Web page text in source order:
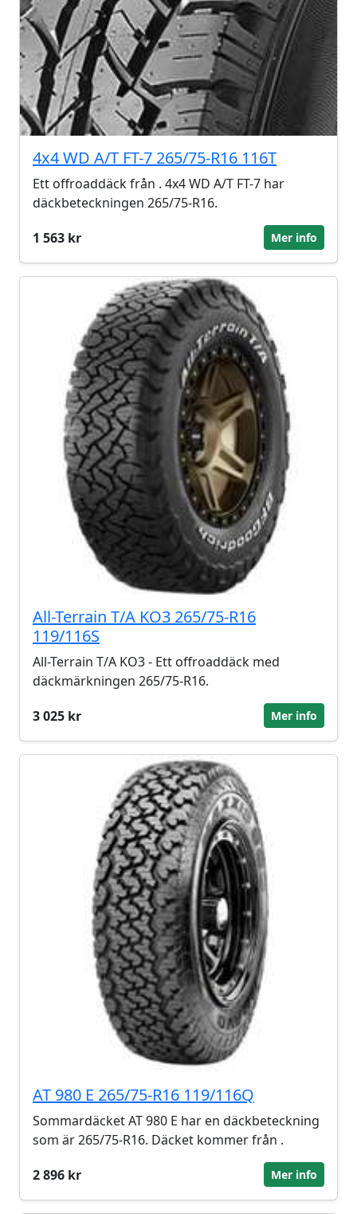
4x4 WD A/T FT-7 265/75-R16 116T
Ett offroaddäck från . 4x4 WD A/T FT-7 har
däckbeteckningen 265/75-R16.
1 563 kr
Mer info
All-Terrain T/A KO3 265/75-R16
119/116S
All-Terrain T/A KO3 - Ett offroaddäck med
däckmärkningen 265/75-R16.
3 025 kr
Mer info
AT 980 E 265/75-R16 119/116Q
Sommardäcket AT 980 E har en däckbeteckning
som är 265/75-R16. Däcket kommer från .
2 896 kr
Mer info